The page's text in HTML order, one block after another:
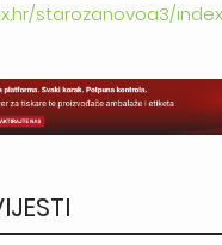
starozanovoa3/